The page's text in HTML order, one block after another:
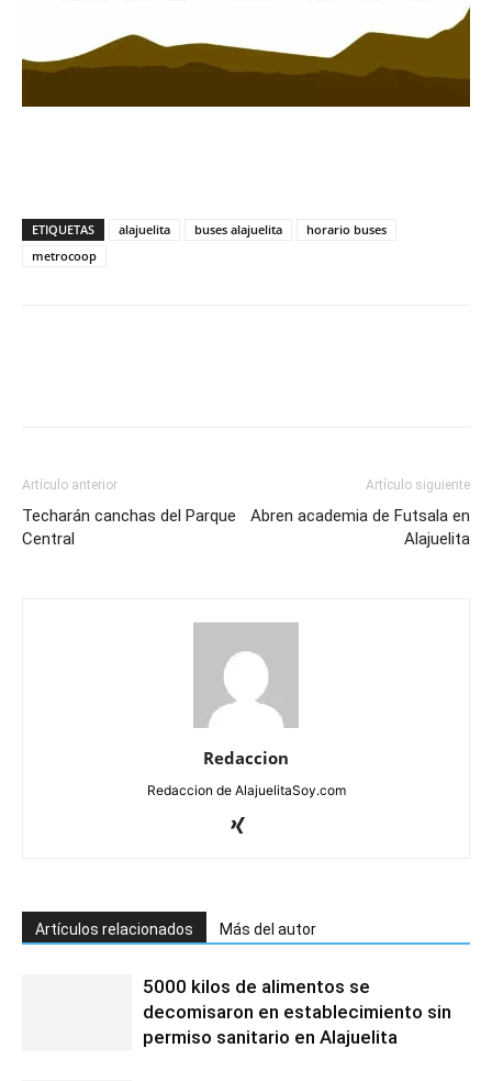
ETIQUETAS alajuelita buses alajuelita
horario buses
metrocoop
Artículo anterior
Techarán canchas del Parque
Central
Artículo siguiente
Abren academia de Futsala en
Alajuelita
Redaccion
Redaccion de AlajuelitaSoy.com
Artículos relacionados Más del autor
5000 kilos de alimentos se
decomisaron en establecimiento sin
permiso sanitario en Alajuelita